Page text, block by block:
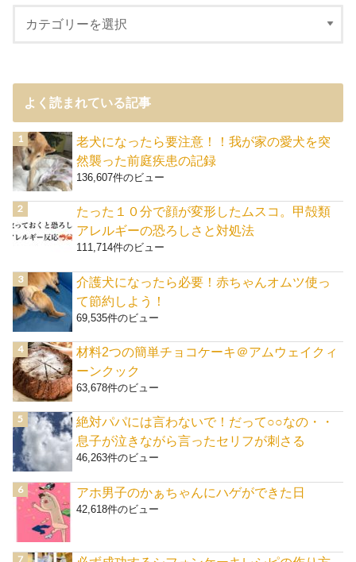
よく読まれている記事
老犬になったら要注意！！我が家の愛犬を突
然襲った前庭疾患の記録
136,607件のビュー
たった１０分で顔が変形したムスコ。甲殻類
アレルギーの恐ろしさと対処法
111,714件のビュー
介護犬になったら必要！赤ちゃんオムツ使っ
て節約しよう！
69,535件のビュー
材料2つの簡単チョコケーキ＠アムウェイクィ
ーンクック
63,678件のビュー
絶対パパには言わないで！だって○○なの・・
息子が泣きながら言ったセリフが刺さる
46,263件のビュー
アホ男子のかぁちゃんにハゲができた日
42,618件のビュー